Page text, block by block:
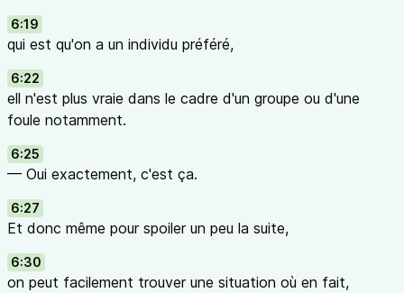
6:19
qui est qu'on a un individu préféré,
6:22
ell n'est plus vraie dans le cadre d'un groupe ou d'une
foule notamment.
6:25
— Oui exactement, c'est ça.
6:27
Et donc même pour spoiler un peu la suite,
6:30
on peut facilement trouver une situation où en fait,